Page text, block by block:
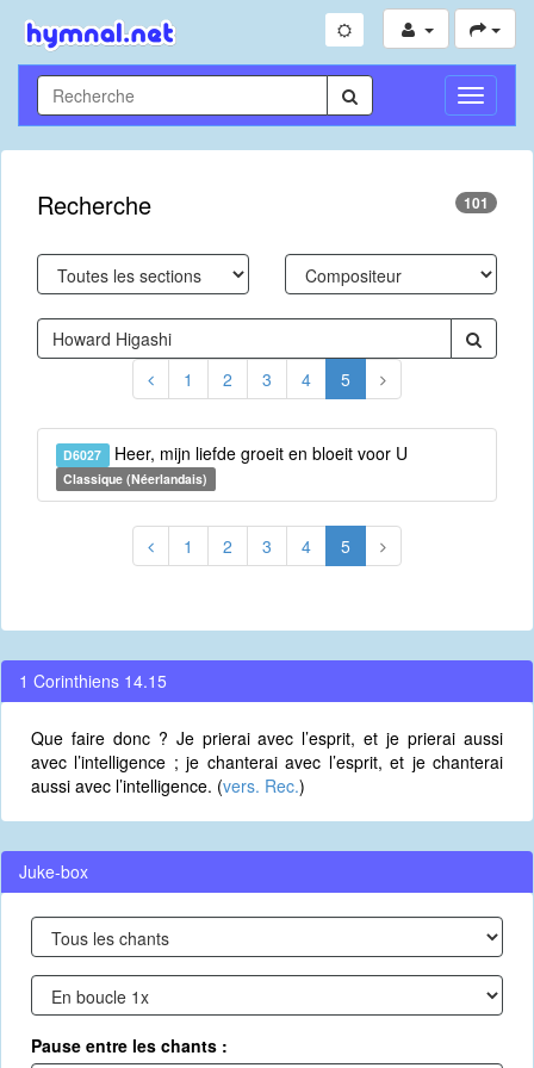
Toggle
Recherche 101
1 2 3 4 5
D6027 Heer, mijn liefde groeit en bloeit voor U
Classique (Néerlandais)
1 2 3 4 5
1 Corinthiens 14.15
Que faire donc ? Je prierai avec l’esprit, et je prierai aussi
avec l’intelligence ; je chanterai avec l’esprit, et je chanterai
aussi avec l’intelligence. (vers. Rec.)
Juke-box
Pause entre les chants :